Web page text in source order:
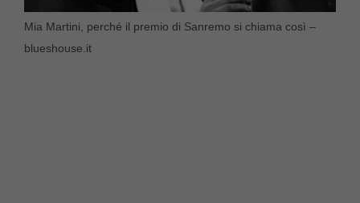
Mia Martini, perché il premio di Sanremo si chiama così –
blueshouse.it